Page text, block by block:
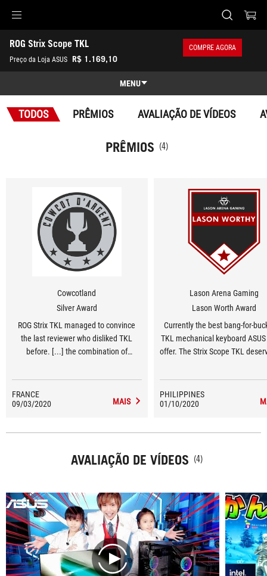
Accessibility links
Pular para o conteúdo
Acessibilidade
Saltar para o Menu
ASUS Footer
ROG Strix Scope TKL
-
Prêmios
Preço da Loja ASUS R$ 1.169,10
COMPRE AGORA
MENU
Recursos
Onde comprar
Suporte
TODOS PRÊMIOS AVALIAÇÃO DE VÍDEOS
PRÊMIOS (4)
Cowcotland
Silver Award
ROG Strix TKL managed to convince
the last reviewer who disliked TKL
before. [...] the combination of
as MX Brown switches on a high
position, make it a very potent weapon
on FPS and Moba games.
FRANCE
09/03/2020
MAIS
Lason Arena Gaming
Lason Worth Award
Currently the best bang-for-
TKL mechanical keyboard
offer. The Strix Scope TKL
PHILIPPINES
01/10/2020
AVALIAÇÃO DE VÍDEOS (4)
play